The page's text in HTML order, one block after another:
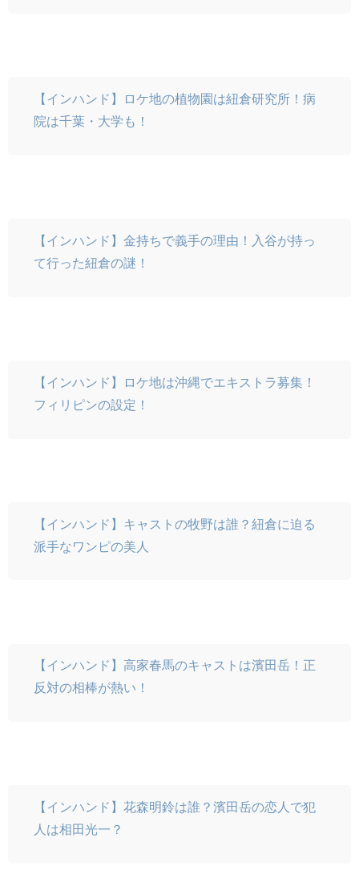
【インハンド】ロケ地の植物園は紐倉研究所！病
院は千葉・大学も！
【インハンド】金持ちで義手の理由！入谷が持っ
て行った紐倉の謎！
【インハンド】ロケ地は沖縄でエキストラ募集！
フィリピンの設定！
【インハンド】キャストの牧野は誰？紐倉に迫る
派手なワンピの美人
【インハンド】高家春馬のキャストは濱田岳！正
反対の相棒が熱い！
【インハンド】花森明鈴は誰？濱田岳の恋人で犯
人は相田光一？